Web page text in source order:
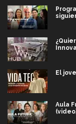
El
Aula